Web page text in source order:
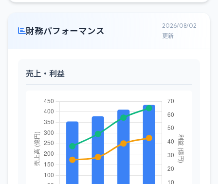
財務パフォーマンス
2026/08/02
更新
売上・利益